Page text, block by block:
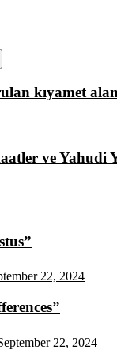
kıyamet
ve Yahudi
22, 2024
22, 2024